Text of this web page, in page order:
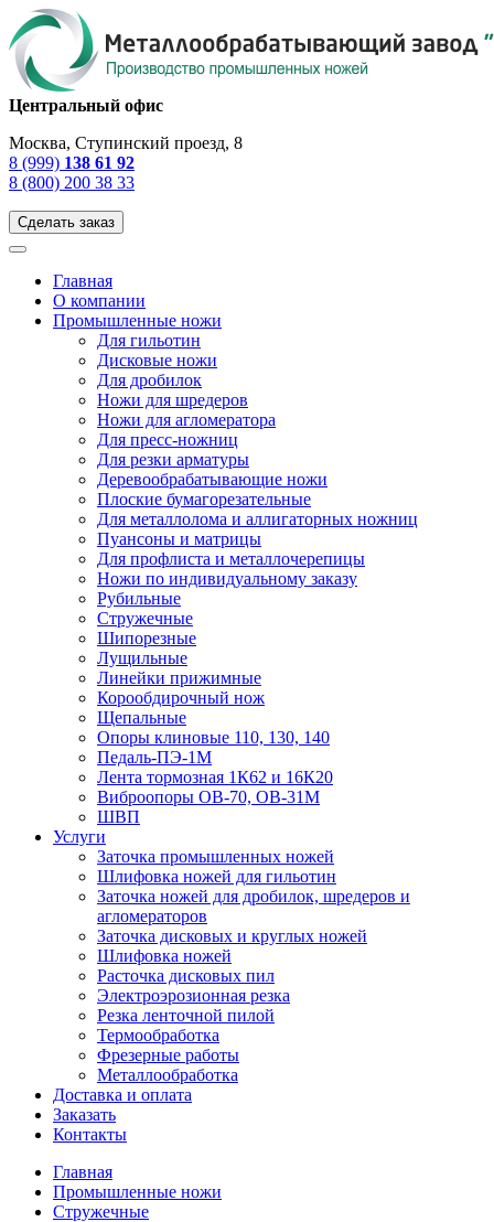
Центральный офис
Москва, Ступинский проезд, 8
8 (999) 138 61 92
8 (800) 200 38 33
Сделать заказ
Главная
О компании
Промышленные ножи
Для гильотин
Дисковые ножи
Для дробилок
Ножи для шредеров
Ножи для агломератора
Для пресс-ножниц
Для резки арматуры
Деревообрабатывающие ножи
Плоские бумагорезательные
Для металлолома и аллигаторных ножниц
Пуансоны и матрицы
Для профлиста и металлочерепицы
Ножи по индивидуальному заказу
Рубильные
Стружечные
Шипорезные
Лущильные
Линейки прижимные
Корообдирочный нож
Щепальные
Опоры клиновые 110, 130, 140
Педаль-ПЭ-1М
Лента тормозная 1К62 и 16К20
Виброопоры OB-70, OB-31M
ШВП
Услуги
Заточка промышленных ножей
Шлифовка ножей для гильотин
Заточка ножей для дробилок, шредеров и
агломераторов
Заточка дисковых и круглых ножей
Шлифовка ножей
Расточка дисковых пил
Электроэрозионная резка
Резка ленточной пилой
Термообработка
Фрезерные работы
Металлообработка
Доставка и оплата
Заказать
Контакты
Главная
Промышленные ножи
Стружечные